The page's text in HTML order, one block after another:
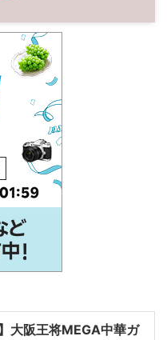
大阪王将MEGA中華ガ